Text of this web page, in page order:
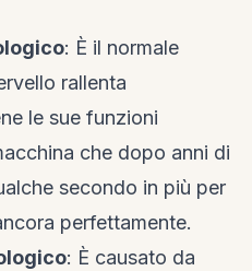
: È il normale
rallenta
le sue funzioni
che dopo anni di
secondo in più per
perfettamente.
: È causato da